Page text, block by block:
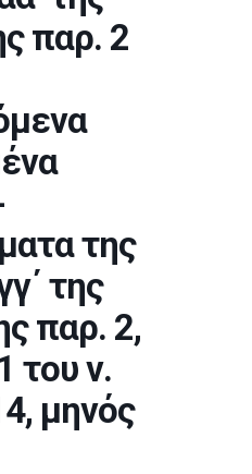
παρ. 2
της
της
παρ. 2,
του ν.
μηνός